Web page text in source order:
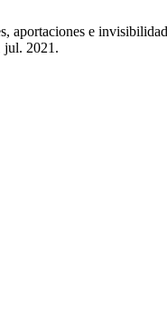
aportaciones e
jul. 2021.